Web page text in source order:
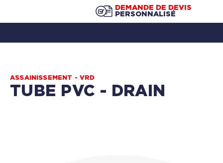
DEMANDE DE DEVIS
PERSONNALISÉ
ASSAINISSEMENT - VRD
TUBE PVC - DRAIN